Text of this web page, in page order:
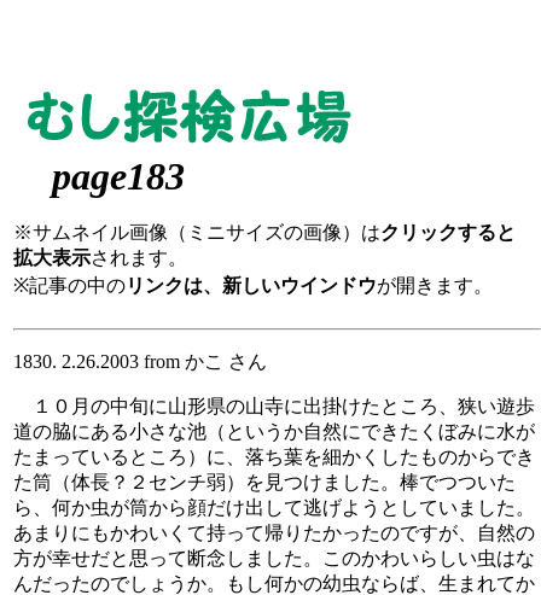
page183
※サムネイル画像（ミニサイズの画像）はクリックすると
拡大表示されます。
※記事の中のリンクは、新しいウインドウが開きます。
1830. 2.26.2003 from かこ さん
１０月の中旬に山形県の山寺に出掛けたところ、狭い遊歩
道の脇にある小さな池（というか自然にできたくぼみに水が
たまっているところ）に、落ち葉を細かくしたものからでき
た筒（体長？２センチ弱）を見つけました。棒でつついた
ら、何か虫が筒から顔だけ出して逃げようとしていました。
あまりにもかわいくて持って帰りたかったのですが、自然の
方が幸せだと思って断念しました。このかわいらしい虫はな
んだったのでしょうか。もし何かの幼虫ならば、生まれてか